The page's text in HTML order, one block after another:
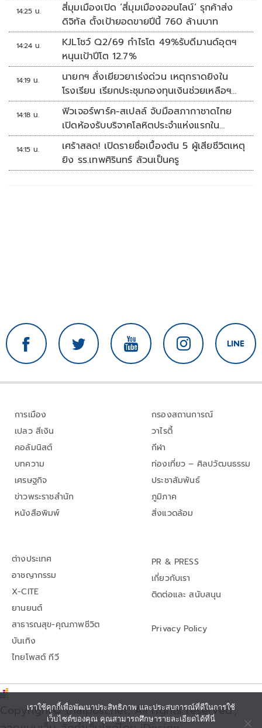
14:25 น.
สี่มุมเมืองเปิด ‘สี่มุมเมืองออนไลน์’ รุกค้าส่ง
ดิจิทัล ตั้งเป้ายอดขายปีนี้ 760 ล้านบาท
14:24 น.
KJLโชว์ Q2/69 กำไรโต 49%รับดีมานด์อุตฯ
หนุนเป้าปีโต 12.7%
14:19 น.
นายกฯ สั่งเยียวยาเร่งด่วน เหตุกราดยิงใน
โรงเรียน เรียกประชุมกองทุนเงินช่วยเหลือฯ
ทันที
14:18 น.
ฟิวเจอร์พาร์ค-สเปลล์ จับมือสภากาชาดไทย
เปิดห้องรับบริจาคโลหิตประจำแห่งแรกใน
ศูนย์การค้าปทุมธานี
14:15 น.
เศร้าสลด! เปิดรายชื่อเบื้องต้น 5 ผู้เสียชีวิตเหตุ
ยิง รร.เทพศิรินทร์ ล้วนเป็นครู
การเมือง
เปลว สีเงิน
คอลัมนิสต์
บทความ
เศรษฐกิจ
ข่าวพระราชสำนัก
หนังสือพิมพ์
กรองสถานการณ์
วาไรตี้
กีฬา
ท่องเที่ยว – ศิลปวัฒนธรรม
ประชาสัมพันธ์
ภูมิภาค
สิ่งแวดล้อม
ต่างประเทศ
อาชญากรรม
X-CITE
ยานยนต์
สาธารณสุข-คุณภาพชีวิต
บันเทิง
ไทยโพสต์ ทีวี
PR & PRESS
เกี่ยวกับเรา
ติดต่อและ สนับสนุน
Privacy Policy
Copyright© thaipost.net, All rights reserved.,
เราใช้คุกกี้เพื่อพัฒนาประสิทธิภาพ และประสบการณ์ที่ดีในการใช้
เว็บไซต์ของคุณ คุณสามารถศึกษารายละเอียดได้ที่นี่